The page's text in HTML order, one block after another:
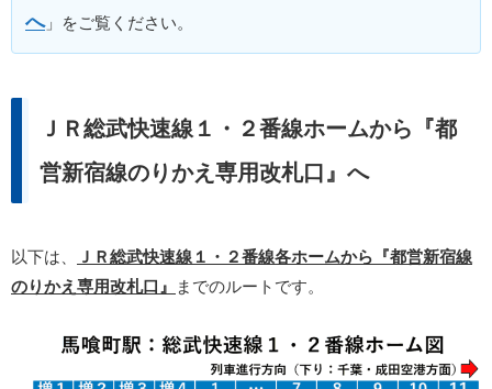
へ」をご覧ください。
ＪＲ総武快速線１・２番線ホームから『都
営新宿線のりかえ専用改札口』へ
以下は、
ＪＲ総武快速線１・２番線各ホームから『都営新宿線
のりかえ専用改札口』
までのルートです。